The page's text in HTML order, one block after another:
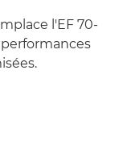
l'EF 70-